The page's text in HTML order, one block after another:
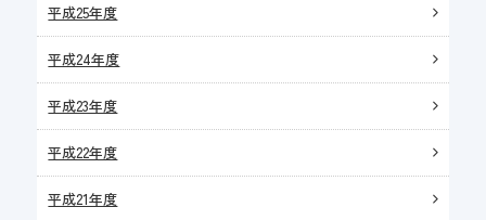
平成25年度
平成24年度
平成23年度
平成22年度
平成21年度